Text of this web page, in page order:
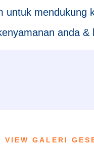
untuk mendukung
anda &
VIEW GALERI